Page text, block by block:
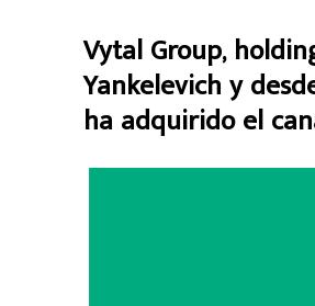
Vytal Group,
Yankelevich y
ha adquirido el